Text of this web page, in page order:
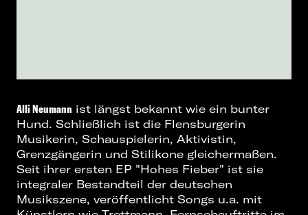
Alli Neumann ist längst bekannt wie ein bunter
Hund. Schließlich ist die Flensburgerin
Musikerin, Schauspielerin, Aktivistin,
Grenzgängerin und Stilikone gleichermaßen.
Seit ihrer ersten EP "Hohes Fieber" ist sie
integraler Bestandteil der deutschen
Musikszene, veröffentlicht Songs u.a. mit